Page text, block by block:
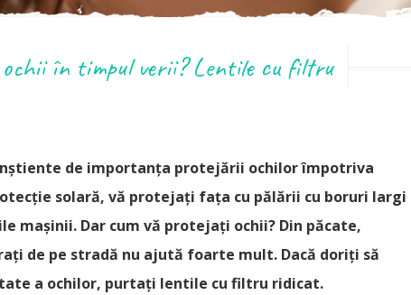
în timpul verii? Lentile cu filtru
de importanţa protejării ochilor împotriva
solară, vă protejaţi faţa cu pălării cu boruri largi
maşinii. Dar cum vă protejaţi ochii? Din păcate,
de pe stradă nu ajută foarte mult. Dacă doriţi să
a ochilor, purtaţi lentile cu filtru ridicat.